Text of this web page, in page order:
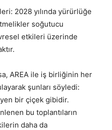
2028 yılında yürürlüğe
soğutucu
etkileri üzerinde
AREA ile iş birliğinin her
şunları söyledi:
bir çiçek gibidir.
bu toplantıların
daha da